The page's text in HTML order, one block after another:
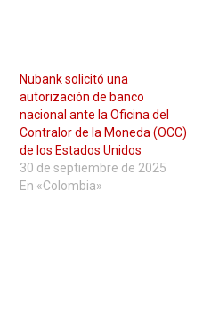
Nubank solicitó una
autorización de banco
nacional ante la Oficina del
Contralor de la Moneda (OCC)
de los Estados Unidos
30 de septiembre de 2025
En «Colombia»